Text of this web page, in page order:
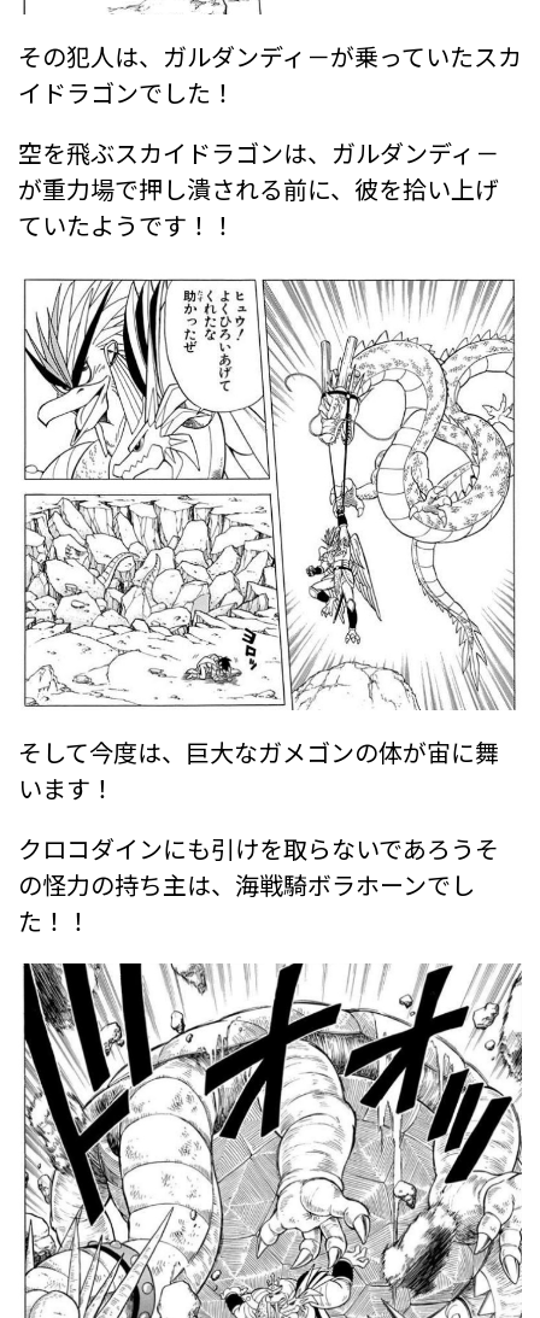
その犯人は、ガルダンディ－が乗っていたスカ
イドラゴンでした！
空を飛ぶスカイドラゴンは、ガルダンディ－
が重力場で押し潰される前に、彼を拾い上げ
ていたようです！！
そして今度は、巨大なガメゴンの体が宙に舞
います！
クロコダインにも引けを取らないであろうそ
の怪力の持ち主は、海戦騎ボラホーンでし
た！！